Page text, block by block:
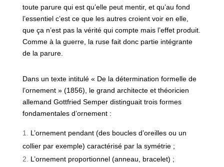
toute parure qui est qu’elle peut mentir, et qu’au fond
l’essentiel c’est ce que les autres croient voir en elle,
que ça n’est pas la vérité qui compte mais l’effet produit.
Comme à la guerre, la ruse fait donc partie intégrante
de la parure.
Dans un texte intitulé « De la détermination formelle de
l’ornement » (1856), le grand architecte et théoricien
allemand Gottfried Semper distinguait trois formes
fondamentales d’ornement :
L’ornement pendant (des boucles d’oreilles ou un
collier par exemple) caractérisé par la symétrie ;
L’ornement proportionnel (anneau, bracelet) ;